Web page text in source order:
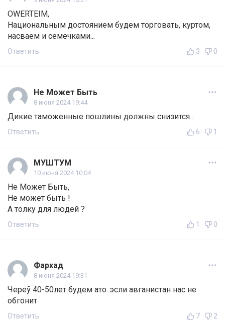
OWERTEIM,
Национальным достоянием будем торговать, куртом,
насваем и семечками...
Ответить 3 0
Не Может Быть
8 июня 2024 19:44
Дикие таможенные пошлины должны снизится...
Ответить 6 1
МУШТУМ
10 июня 2024 10:04
Не Может Быть,
Не может быть !
А толку для людей ?
Ответить 1 0
Фархад
8 июня 2024 19:31
Череў 40-50лет будем ато..эсли авганистан нас не
обгонит
Ответить 7 2